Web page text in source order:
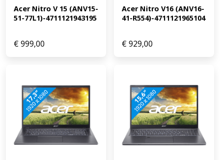
RTX/RX/Quadro videokaart Gamen: ongeschikt,
minimaal RTX 3050 of RX 6500/5500 videokaart Ontvang
vouchercode voor 1 jaar gratis Norton 360 Deluxe
Acer Nitro V 15 (ANV15-
51-77L1)-4711121943195
€999,00
Acer Nitro V16 (ANV16-
41-R554)-4711121965104
€929,00